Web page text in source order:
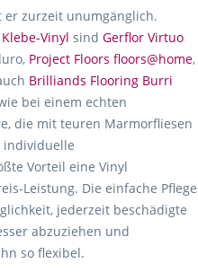
er zurzeit unumgänglich.
Klebe-Vinyl sind Gerflor Virtuo
Project Floors floors@home,
Brilliands Flooring Burri
bei einem echten
die mit teuren Marmorfliesen
individuelle
Vorteil eine Vinyl
Leistung. Die einfache Pflege
jederzeit beschädigte
abzuziehen und
so flexibel.